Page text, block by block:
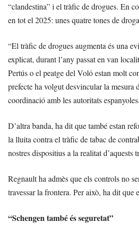
“clandestina” i el tràfic de drogues. En
en tot el 2025: unes quatre tones de
“El tràfic de drogues augmenta és una
explicat, durant l’any passat en van
Pertús o el peatge del Voló estan molt
prefecte ha volgut desvincular la mesura
coordinació amb les autoritats espanyoles.
D’altra banda, ha dit que també estan
la lluita contra el tràfic de tabac de
nostres dispositius a la realitat
Regnault ha admès que els controls no
travessar la frontera. Per això, ha dit que
“Schengen també és seguretat”